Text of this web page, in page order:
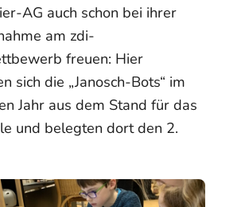
AG auch schon bei ihrer
am zdi-
freuen: Hier
sich die „Janosch-Bots“ im
Jahr aus dem Stand für das
und belegten dort den 2.